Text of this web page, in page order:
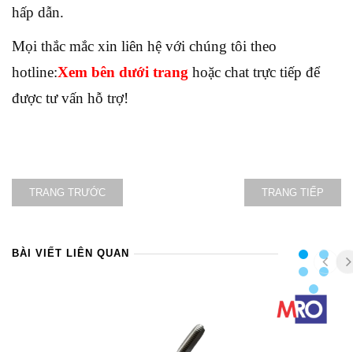
hấp dẫn.
Mọi thắc mắc xin liên hệ với chúng tôi theo
hotline:Xem bên dưới trang hoặc chat trực tiếp để
được tư vấn hỗ trợ!
TRANG TRƯỚC TRANG TIẾP
BÀI VIẾT LIÊN QUAN